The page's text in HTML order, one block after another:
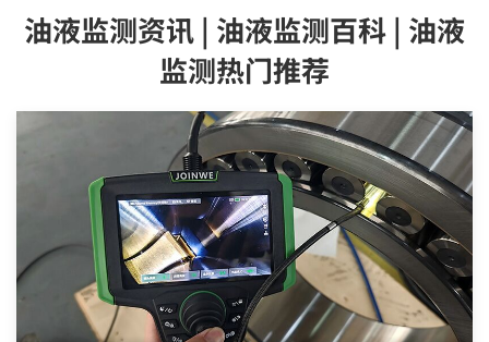
油液监测资讯 | 油液监测百科 | 油液
监测热门推荐